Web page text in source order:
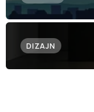
DIZAJN